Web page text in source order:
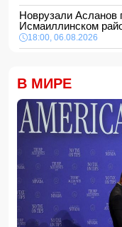
Новрузали Асланов
Исмаиллинском
18:00, 06.08.2026
16:48, 06.08.2026
Джейхун Байрамов
Киеве
16:28, 06.08.2026
Гави покрасил
Испании на ЧМ-2026
16:16, 06.08.2026
США сняли санкции
перевозке оружия
16:00, 06.08.2026
В МИРЕ